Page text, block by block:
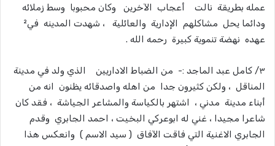
عمله بطريقة نالت أعجاب الآخرين وكان محبوبا وسط زملائه
ودائما يحل مشاكلهم الإدارية والعائلية ، شهدت المدينه في²
عهده نهضة تنموية كبيرة رحمه الله .
٣/ كامل عبد الماجد :- من الضباط الاداريين الذي ولد في مدينة
المناقل ، ولكن كثيرون جدا من اهله واصدقائه يظنون انه من
أبناء مدينة مدني ، اشتهر بالكياسة والمشاعر الجياشة ، فقد كان
شاعرا مجيدا ، غني له ابوعركي البخيت ، احمد الجابري وقدم
الجابري الاغنية التي فاقت الآفاق ( سيد الاسم ) وانعكس هذا